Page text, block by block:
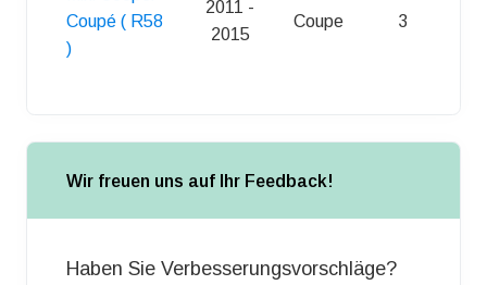
Coupé ( R58
)
2011 -
2015
Coupe 3
Wir freuen uns auf Ihr Feedback!
Haben Sie Verbesserungsvorschläge?